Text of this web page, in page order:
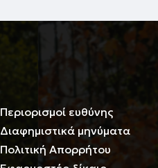
Περιορισμοί ευθύνης
Διαφημιστικά μηνύματα
Πολιτική Απορρήτου